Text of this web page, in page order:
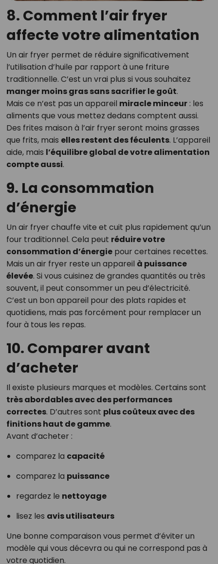
8. Comment l’air fryer
affecte votre alimentation
Un air fryer permet de réduire significativement
l’utilisation d’huile par rapport à une friture
traditionnelle. C’est un vrai plus si vous souhaitez
manger moins gras sans sacrifier le goût.
Mais ce n’est pas un appareil miracle minceur: les
aliments que vous mettez dedans comptent aussi.
Des frites maison à l’air fryer seront moins grasses
que frits, mais elles restent des féculents. L’appareil
aide, mais l’équilibre global de votre alimentation
compte aussi.
9. La consommation
d’énergie
Un air fryer chauffe vite et cuit plus rapidement qu’un
four traditionnel. Cela peut réduire votre
consommation d’énergiepour certaines recettes.
Mais un air fryer reste un appareil à puissance
élevée. Si vous cuisinez de grandes quantités ou très
souvent, il peut consommer un peu d’électricité.
C’est un bon appareil pour des plats rapides et
quotidiens, mais pas forcément pour remplacer un
four à tous les repas.
10. Comparer avant
d’acheter
Il existe plusieurs marques et modèles. Certains sont
très abordables avec des performances
correctes. D’autres sont plus coûteux avec des
finitions haut de gamme.
Avant d’acheter :
comparez la capacité
comparez la puissance
regardez le nettoyage
lisez les avis utilisateurs
Une bonne comparaison vous permet d’éviter un
modèle qui vous décevra ou qui ne correspond pas à
votre quotidien.